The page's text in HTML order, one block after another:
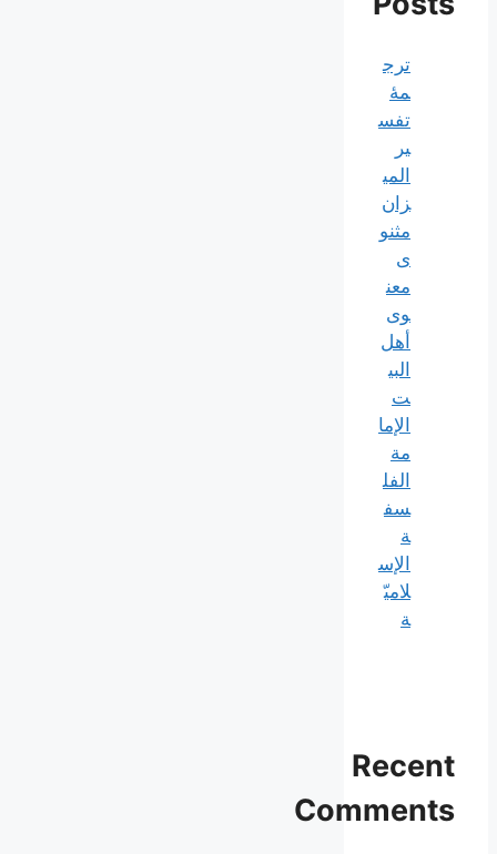
ترج
مۀ
تفس
یر
المی
زان
مثنو
ی
معن
وی
أهل
البي
ت
الإما
مة
الفل
سف
ة
الإس
لاميّ
ة
Recent
Comments